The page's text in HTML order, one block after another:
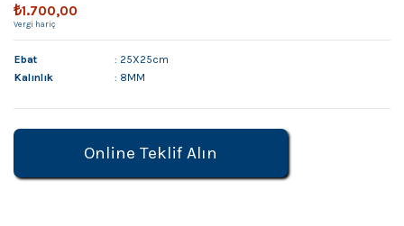
₺1.700,00
Vergi hariç
Ebat
: 25X25cm
Kalınlık
: 8MM
Online Teklif Alın